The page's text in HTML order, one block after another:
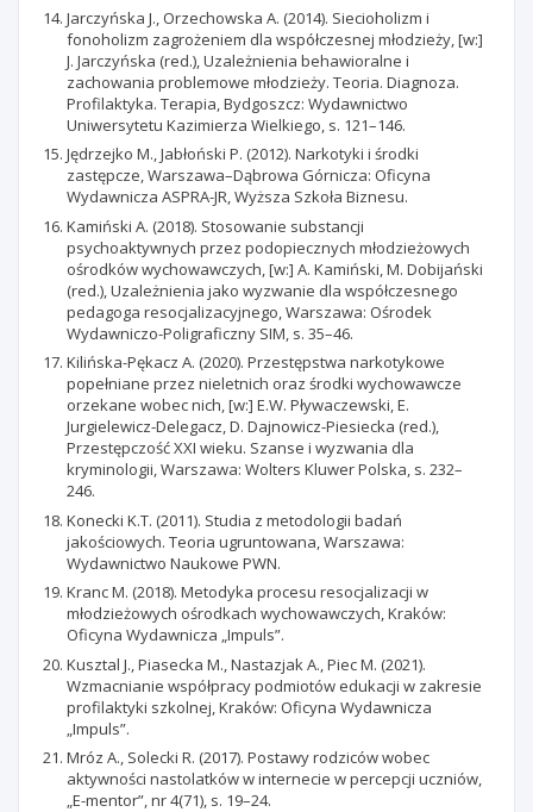
Jarczyńska J., Orzechowska A. (2014). Siecioholizm i
fonoholizm zagrożeniem dla współczesnej młodzieży, [w:]
J. Jarczyńska (red.), Uzależnienia behawioralne i
zachowania problemowe młodzieży. Teoria. Diagnoza.
Profilaktyka. Terapia, Bydgoszcz: Wydawnictwo
Uniwersytetu Kazimierza Wielkiego, s. 121–146.
Jędrzejko M., Jabłoński P. (2012). Narkotyki i środki
zastępcze, Warszawa–Dąbrowa Górnicza: Oficyna
Wydawnicza ASPRA-JR, Wyższa Szkoła Biznesu.
Kamiński A. (2018). Stosowanie substancji
psychoaktywnych przez podopiecznych młodzieżowych
ośrodków wychowawczych, [w:] A. Kamiński, M. Dobijański
(red.), Uzależnienia jako wyzwanie dla współczesnego
pedagoga resocjalizacyjnego, Warszawa: Ośrodek
Wydawniczo-Poligraficzny SIM, s. 35–46.
Kilińska-Pękacz A. (2020). Przestępstwa narkotykowe
popełniane przez nieletnich oraz środki wychowawcze
orzekane wobec nich, [w:] E.W. Pływaczewski, E.
Jurgielewicz-Delegacz, D. Dajnowicz-Piesiecka (red.),
Przestępczość XXI wieku. Szanse i wyzwania dla
kryminologii, Warszawa: Wolters Kluwer Polska, s. 232–
246.
Konecki K.T. (2011). Studia z metodologii badań
jakościowych. Teoria ugruntowana, Warszawa:
Wydawnictwo Naukowe PWN.
Kranc M. (2018). Metodyka procesu resocjalizacji w
młodzieżowych ośrodkach wychowawczych, Kraków:
Oficyna Wydawnicza „Impuls”.
Kusztal J., Piasecka M., Nastazjak A., Piec M. (2021).
Wzmacnianie współpracy podmiotów edukacji w zakresie
profilaktyki szkolnej, Kraków: Oficyna Wydawnicza
„Impuls”.
Mróz A., Solecki R. (2017). Postawy rodziców wobec
aktywności nastolatków w internecie w percepcji uczniów,
„E-mentor”, nr 4(71), s. 19–24.